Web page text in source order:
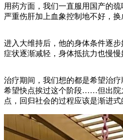
用药方面，我们一直服用国产的
严重伤肝加上血象控制地不好，
进入大维持后，他的身体条件逐
症状逐渐减轻，身体抵抗力也慢慢
治疗期间，我们想的都是希望治疗
希望快点挨过这个阶段……但出院
点，回归社会的过程应该是渐进式